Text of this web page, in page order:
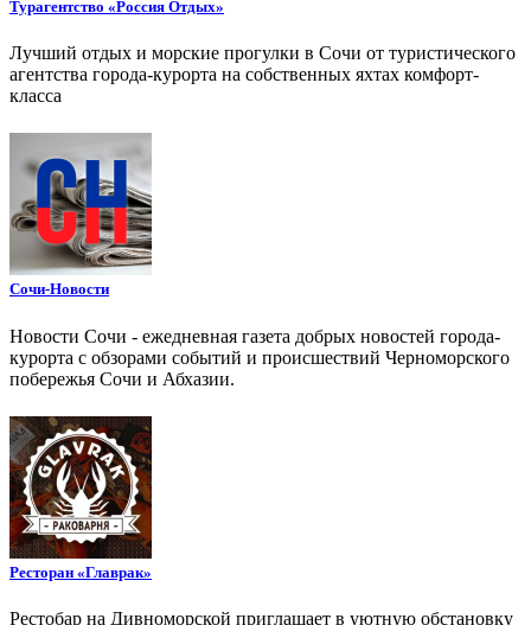
Турагентство «Россия Отдых»
Лучший отдых и морские прогулки в Сочи от туристического
агентства города-курорта на собственных яхтах комфорт-
класса
Сочи-Новости
Новости Сочи - ежедневная газета добрых новостей города-
курорта с обзорами событий и происшествий Черноморского
побережья Сочи и Абхазии.
Ресторан «Главрак»
Рестобар на Дивноморской приглашает в уютную обстановку